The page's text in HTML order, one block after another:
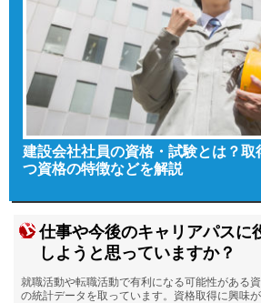
建設会社社員の資格・試験とは？取
つ資格の特徴などを解説
仕事や今後のキャリアパスに
しようと思っていますか？
就職活動や転職活動で有利になる可能性がある
の統計データを取っています。資格取得に興味